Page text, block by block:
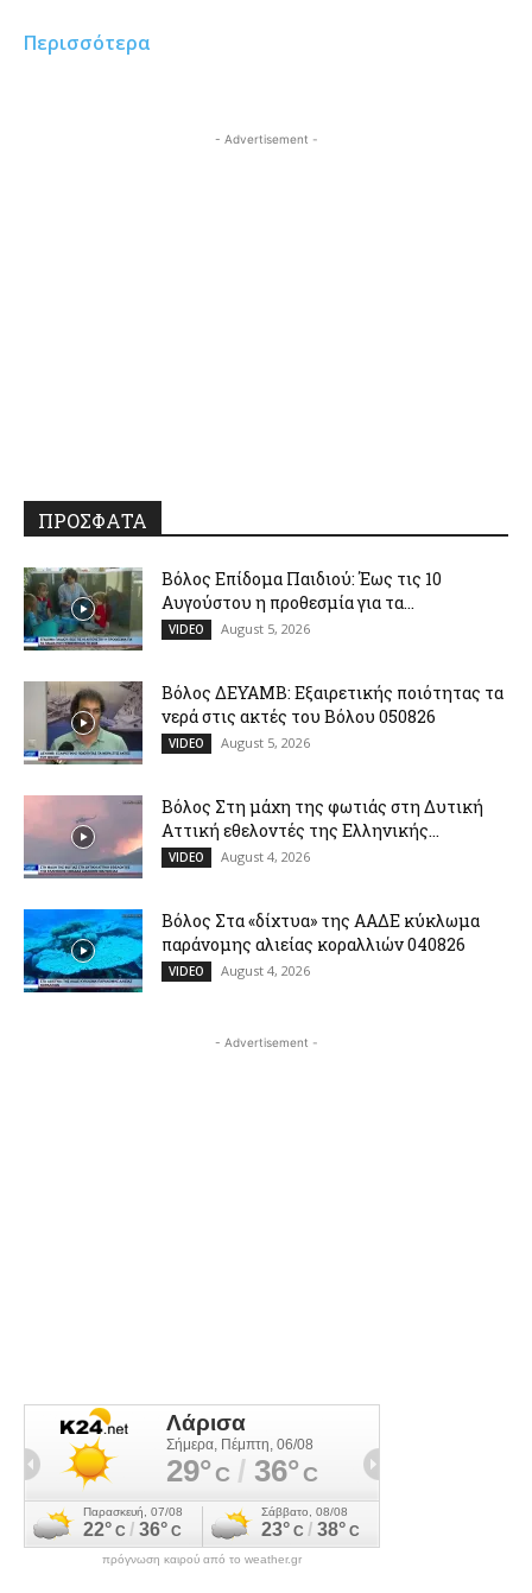
Περισσότερα
- Advertisement -
ΠΡΟΣΦΑΤΑ
Βόλος Επίδομα Παιδιού: Έως τις 10
Αυγούστου η προθεσμία για τα...
VIDEO August 5, 2026
Βόλος ΔΕΥΑΜΒ: Εξαιρετικής ποιότητας τα
νερά στις ακτές του Βόλου 050826
VIDEO August 5, 2026
Βόλος Στη μάχη της φωτιάς στη Δυτική
Αττική εθελοντές της Ελληνικής...
VIDEO August 4, 2026
Βόλος Στα «δίχτυα» της ΑΑΔΕ κύκλωμα
παράνομης αλιείας κοραλλιών 040826
VIDEO August 4, 2026
- Advertisement -
πρόγνωση καιρού από το weather.gr